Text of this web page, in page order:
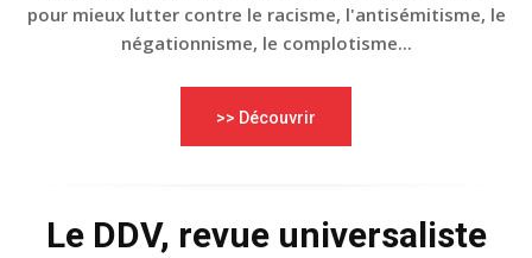
pour mieux lutter contre le racisme, l'antisémitisme, le
négationnisme, le complotisme...
>> Découvrir
Le DDV, revue universaliste